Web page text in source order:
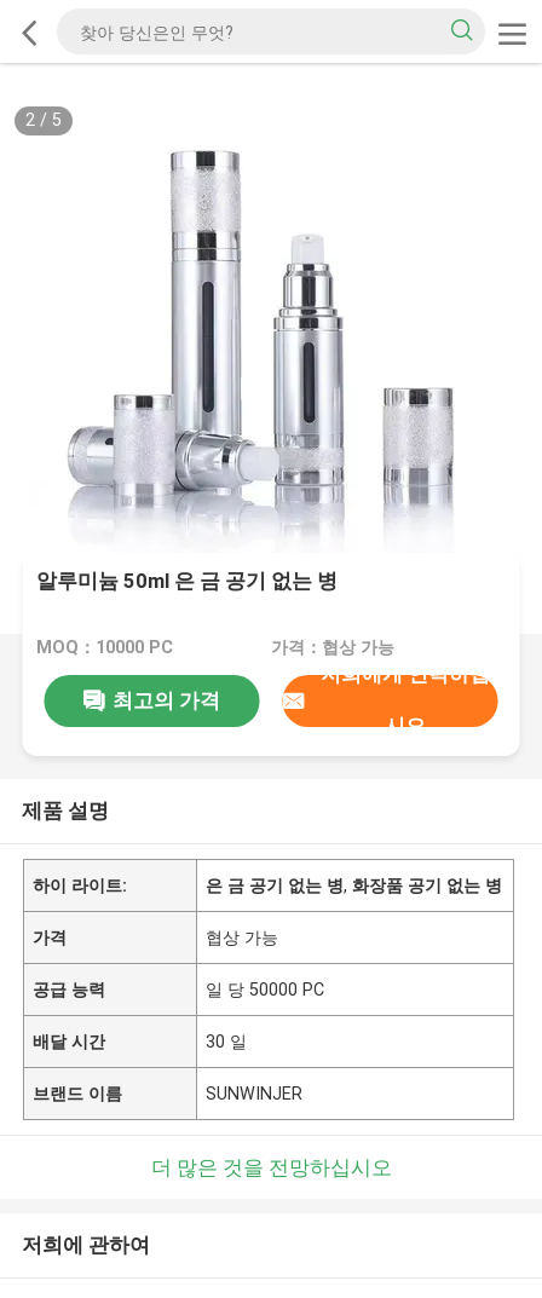
2/ 5
알루미늄 50ml 은 금 공기 없는 병
MOQ：10000 PC 가격：협상 가능
최고의 가격
저희에게 연락하십
시오
제품 설명
하이 라이트: 은 금 공기 없는 병,화장품 공기 없는 병
가격 협상 가능
공급 능력 일 당 50000 PC
배달 시간 30 일
브랜드 이름 SUNWINJER
더 많은 것을 전망하십시오
저희에 관하여